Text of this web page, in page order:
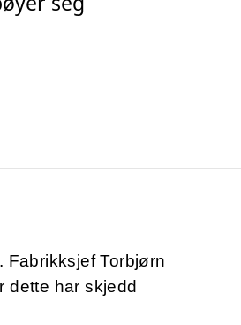
Fabrikksjef Torbjørn
dette har skjedd